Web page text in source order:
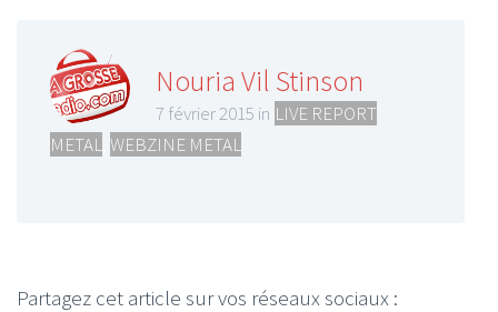
Nouria Vil Stinson
7 février 2015 in LIVE REPORT
METAL WEBZINE METAL
Partagez cet article sur vos réseaux sociaux :